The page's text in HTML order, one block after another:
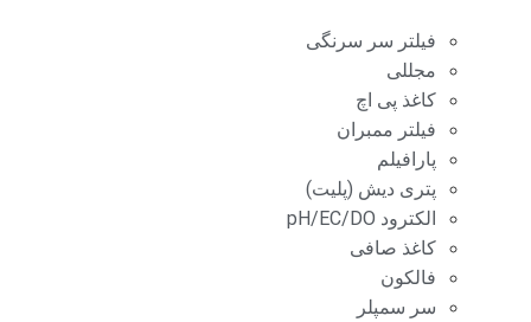
فیلتر سر سرنگی
مجللی
کاغذ پی اچ
فیلتر ممبران
پارافیلم
پتری دیش (پلیت)
الکترود pH/EC/DO
کاغذ صافی
فالکون
سر سمپلر